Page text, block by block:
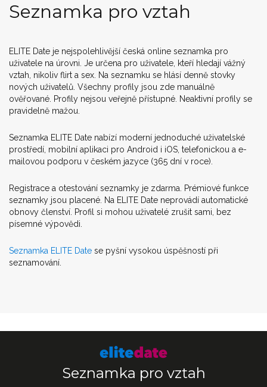
Seznamka pro vztah
ELITE Date je nejspolehlivější česká online seznamka pro
uživatele na úrovni. Je určena pro uživatele, kteří hledají vážný
vztah, nikoliv flirt a sex. Na seznamku se hlásí denně stovky
nových uživatelů. Všechny profily jsou zde manuálně
ověřované. Profily nejsou veřejně přístupné. Neaktivní profily se
pravidelně mažou.
Seznamka ELITE Date nabízí moderní jednoduché uživatelské
prostředí, mobilní aplikaci pro Android i iOS, telefonickou a e-
mailovou podporu v českém jazyce (365 dní v roce).
Registrace a otestování seznamky je zdarma. Prémiové funkce
seznamky jsou placené. Na ELITE Date neprovádí automatické
obnovy členství. Profil si mohou uživatelé zrušit sami, bez
písemné výpovědi.
Seznamka ELITE Date se pyšní vysokou úspěšností při
seznamování.
Seznamka pro vztah